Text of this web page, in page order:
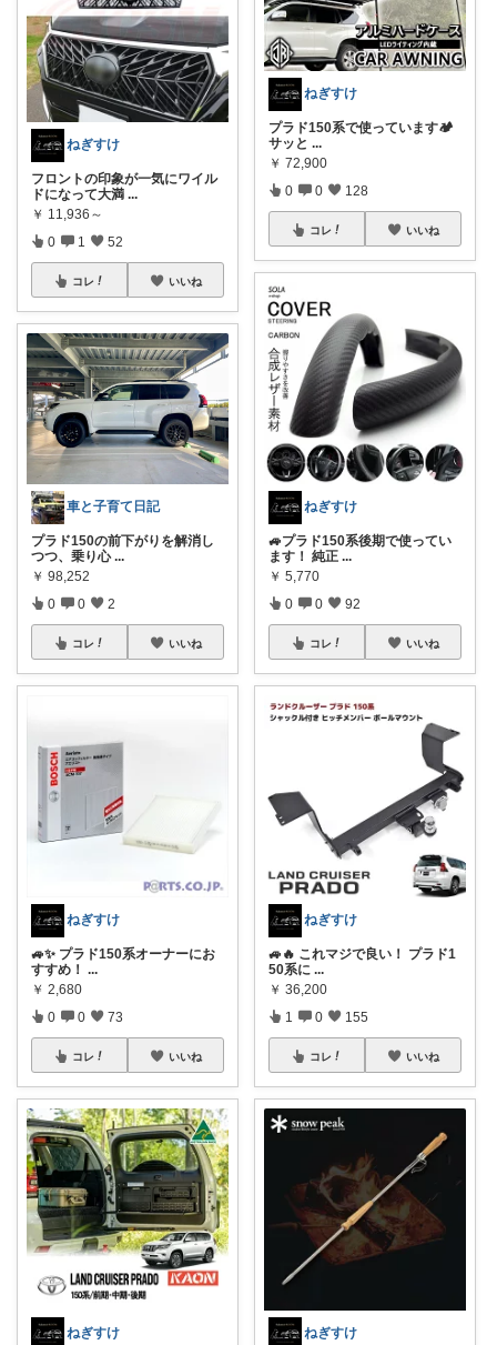
ねぎすけ
フロントの印象が一気にワイル
ドになって大満 ...
￥ 11,936～
0 1 52
コレ いいね
車と子育て日記
プラド150の前下がりを解消し
つつ、乗り心 ...
￥ 98,252
0 0 2
コレ いいね
ねぎすけ
🚙✨ プラド150系オーナーにお
すすめ！ ...
￥ 2,680
0 0 73
コレ いいね
ねぎすけ
ねぎすけ
プラド150系で使っています🏕️
サッと ...
￥ 72,900
0 0 128
コレ いいね
ねぎすけ
🚙プラド150系後期で使ってい
ます！ 純正 ...
￥ 5,770
0 0 92
コレ いいね
ねぎすけ
🚙🔥 これマジで良い！ プラド1
50系に ...
￥ 36,200
1 0 155
コレ いいね
ねぎすけ